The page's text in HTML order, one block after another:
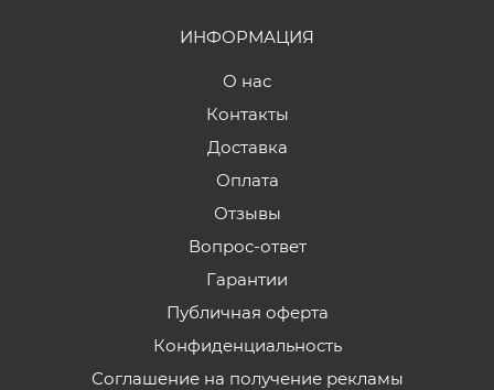
ИНФОРМАЦИЯ
О нас
Контакты
Доставка
Оплата
Отзывы
Вопрос-ответ
Гарантии
Публичная оферта
Конфиденциальность
Соглашение на получение рекламы